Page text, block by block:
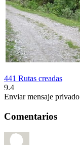
441 Rutas creadas
9.4
Enviar mensaje privado
Comentarios